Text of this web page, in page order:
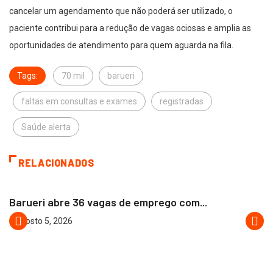
cancelar um agendamento que não poderá ser utilizado, o
paciente contribui para a redução de vagas ociosas e amplia as
oportunidades de atendimento para quem aguarda na fila.
Tags: 70 mil barueri
faltas em consultas e exames registradas
Saúde alerta
RELACIONADOS
Barueri abre 36 vagas de emprego com...
agosto 5, 2026